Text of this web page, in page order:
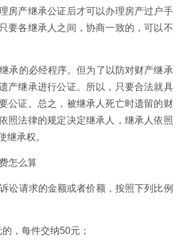
房产继承公证后才可以办理房产过户手
要各继承人之间，协商一致的，可以不
承的必经程序。但为了以防对财产继承
产继承进行公证。所以，只要合法就具
公证。总之，被继承人死亡时遗留的财
照法律的规定决定继承人，继承人依照
继承权。
怎么算
讼请求的金额或者价额，按照下列比例
，每件交纳50元；